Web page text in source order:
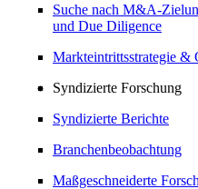
Suche nach M&A-
und Due Diligence
Markteintrittsstrategie &
Syndizierte Forschung
Syndizierte Berichte
Branchenbeobachtung
Maßgeschneiderte